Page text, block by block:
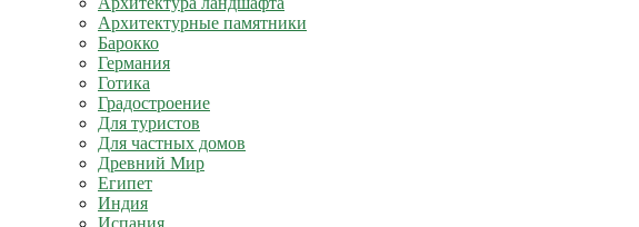
Архитектурные памятники
Барокко
Германия
Готика
Градостроение
Для туристов
Для частных домов
Древний Мир
Египет
Индия
Испания